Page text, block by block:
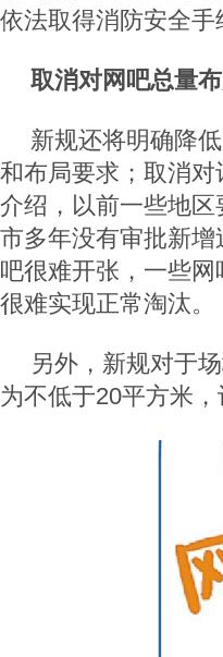
依法取得消防安全
取消对网吧总量
新规还将明确降
和布局要求；取消
介绍，以前一些地
市多年没有审批新
吧很难开张，一些网
很难实现正常淘汰。
另外，新规对于
为不低于20平方米